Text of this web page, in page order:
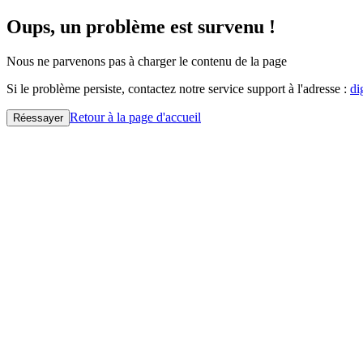
Oups, un problème est survenu !
Nous ne parvenons pas à charger le contenu de la page
Si le problème persiste, contactez notre service support à l'adresse :
Réessayer Retour à la page d'accueil